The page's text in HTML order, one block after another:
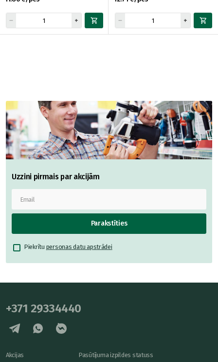
Uzzini pirmais par akcijām
Parakstīties
Piekrītu personas datu apstrādei
+371 29334440
Akcijas Pasūtījuma izpildes statuss